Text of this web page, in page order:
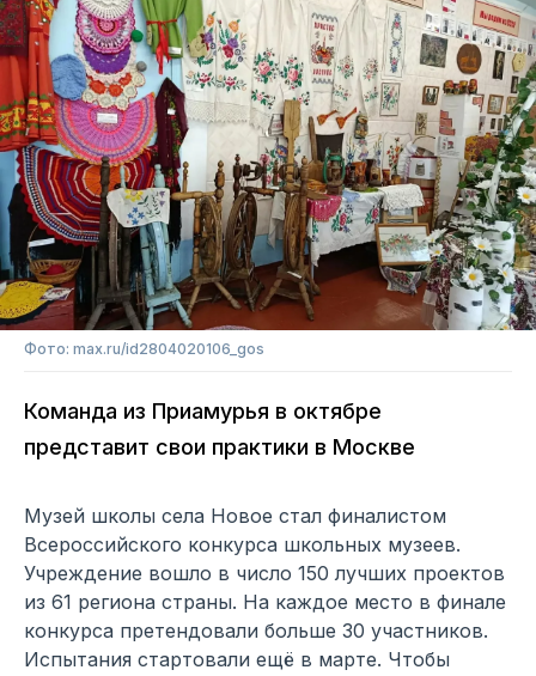
Фото: max.ru/id2804020106_gos
Команда из Приамурья в октябре
представит свои практики в Москве
Музей школы села Новое стал финалистом
Всероссийского конкурса школьных музеев.
Учреждение вошло в число 150 лучших проектов
из 61 региона страны. На каждое место в финале
конкурса претендовали больше 30 участников.
Испытания стартовали ещё в марте. Чтобы